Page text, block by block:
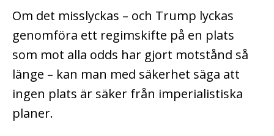
Om det misslyckas – och Trump lyckas
genomföra ett regimskifte på en plats
som mot alla odds har gjort motstånd så
länge – kan man med säkerhet säga att
ingen plats är säker från imperialistiska
planer.